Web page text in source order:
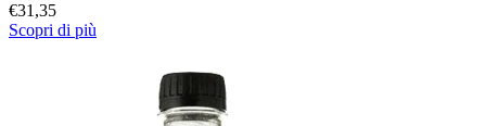
€31,35
Scopri di più